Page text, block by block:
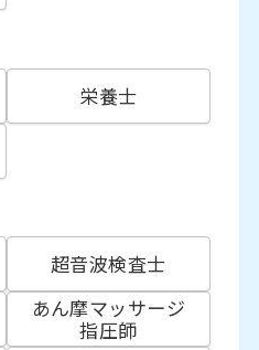
栄養士
超音波検査士
あん摩マッサージ
指圧師